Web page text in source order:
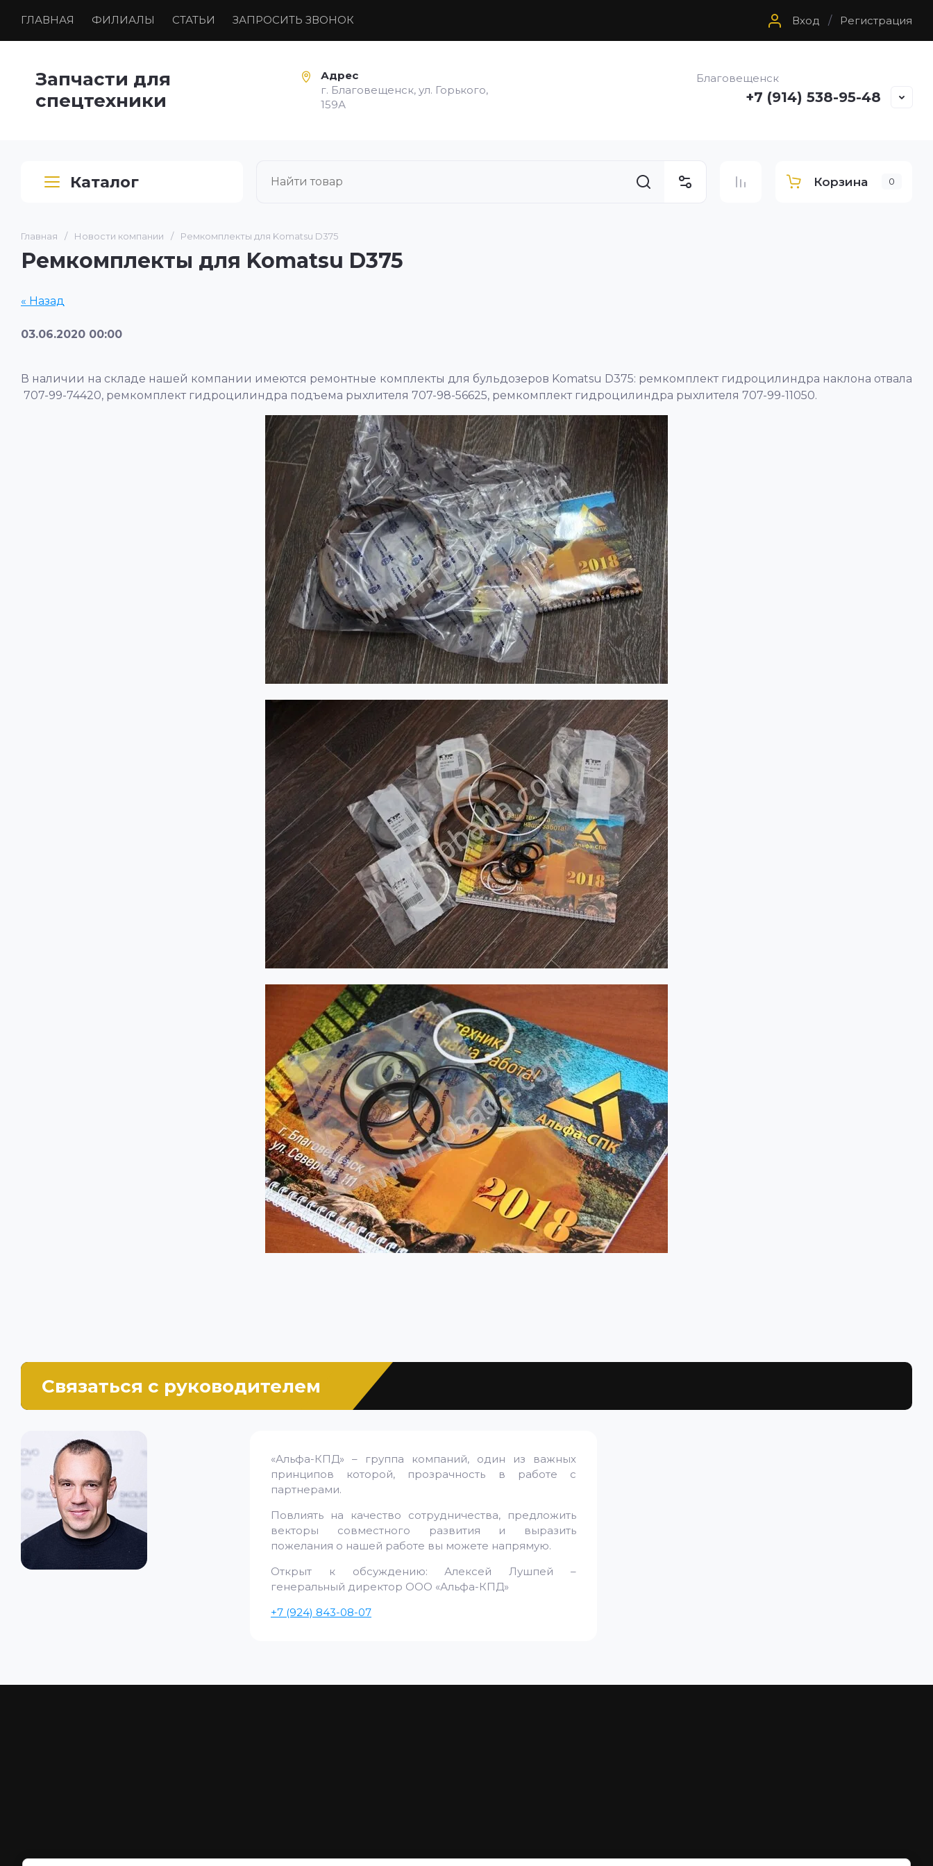
ГЛАВНАЯ ФИЛИАЛЫ СТАТЬИ ЗАПРОСИТЬ ЗВОНОК Вход / Регистрация
Запчасти для
спецтехники
Адрес
г. Благовещенск, ул. Горького,
159А
Благовещенск
+7 (914) 538-95-48
Каталог Корзина 0
Главная / Новости компании / Ремкомплекты для Komatsu D375
Ремкомплекты для Komatsu D375
« Назад
03.06.2020 00:00
В наличии на складе нашей компании имеются ремонтные комплекты для бульдозеров Komatsu D375: ремкомплект гидроцилиндра наклона отвала
707-99-74420, ремкомплект гидроцилиндра подъема рыхлителя 707-98-56625, ремкомплект гидроцилиндра рыхлителя 707-99-11050.
Связаться с руководителем
«Альфа-КПД» – группа компаний, один из важных
принципов которой, прозрачность в работе с
партнерами.
Повлиять на качество сотрудничества, предложить
векторы совместного развития и выразить
пожелания о нашей работе вы можете напрямую.
Открыт к обсуждению: Алексей Лушпей –
генеральный директор ООО «Альфа-КПД»
+7 (924) 843-08-07